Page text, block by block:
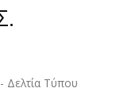
Δελτία Τύπου